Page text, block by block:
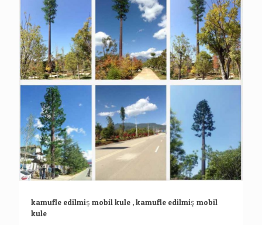
kamufle edilmiş mobil kule , kamufle edilmiş mobil
kule